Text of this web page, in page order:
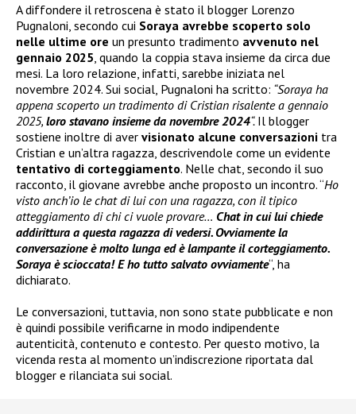
A diffondere il retroscena è stato il blogger Lorenzo
Pugnaloni, secondo cui Soraya avrebbe scoperto solo
nelle ultime ore un presunto tradimento avvenuto nel
gennaio 2025 , quando la coppia stava insieme da circa due
mesi. La loro relazione, infatti, sarebbe iniziata nel
novembre 2024. Sui social, Pugnaloni ha scritto: “Soraya ha
appena scoperto un tradimento di Cristian risalente a gennaio
2025, loro stavano insieme da novembre 2024“. Il blogger
sostiene inoltre di aver visionato alcune conversazioni tra
Cristian e un’altra ragazza, descrivendole come un evidente
tentativo di corteggiamento. Nelle chat, secondo il suo
racconto, il giovane avrebbe anche proposto un incontro. “Ho
visto anch’io le chat di lui con una ragazza, con il tipico
atteggiamento di chi ci vuole provare… Chat in cui lui chiede
addirittura a questa ragazza di vedersi. Ovviamente la
conversazione è molto lunga ed è lampante il corteggiamento.
Soraya è scioccata! E ho tutto salvato ovviamente“, ha
dichiarato.
Le conversazioni, tuttavia, non sono state pubblicate e non
è quindi possibile verificarne in modo indipendente
autenticità, contenuto e contesto. Per questo motivo, la
vicenda resta al momento un’indiscrezione riportata dal
blogger e rilanciata sui social.